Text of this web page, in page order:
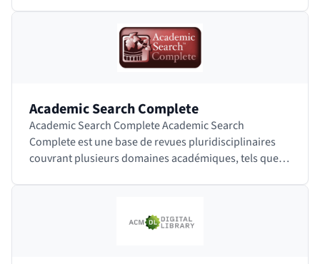
Academic Search Complete
Academic Search Complete Academic Search
Complete est une base de revues pluridisciplinaires
couvrant plusieurs domaines académiques, tels que